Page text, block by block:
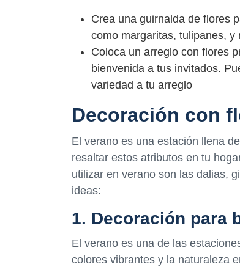
Crea una guirnalda de flores
como margaritas, tulipanes, y
Coloca un arreglo con flores
bienvenida a tus invitados.
variedad a tu arreglo
Decoración con
El verano es una estación llena
resaltar estos atributos en tu
utilizar en verano son las dalias,
ideas:
1. Decoración para
El verano es una de las
colores vibrantes y la naturaleza